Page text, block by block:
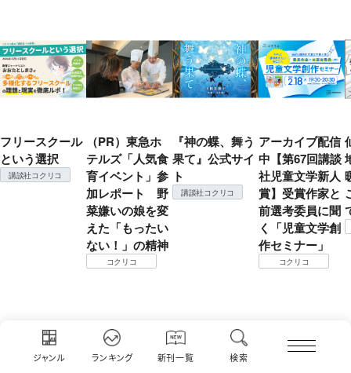
ジャンル ランキング 新刊一覧 検索
フリースクール
という選択
講談社コクリコ
（PR）東急ホ
テルズ「人気食
育イベント」参
加レポート 野
菜嫌いの娘を変
えた「もったい
ない！」の精神
コクリコ
『神の蝶、舞う
果て』公式サイ
ト
講談社コクリコ
アーカイブ配信
中【第67回講談
社児童文学新人
賞】受賞作家と
前選考委員に聞
く「児童文学創
作セミナー」
コクリコ